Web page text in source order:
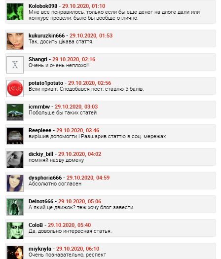
Kolobok098 - 29.10.2020, 01:10
Мне все понравилось, только если бы еще денег на длоге дали или
конкурс провели, было бы вообще отлично.
kukuruzkin666 - 29.10.2020, 01:53
Так, досить цікава стаття.
Shangri - 29.10.2020, 02:16
Очень и очень неплохо!!!
potato1potato - 29.10.2020, 02:56
Всім привіт. Сподобався пост, ставлю 5 балів.
icmrnbw - 29.10.2020, 03:03
Побольше бы таких статей
Reepleee - 29.10.2020, 03:46
вирішив допомогти і Разшарив статтю в соц. мережах
dickiy_bill - 29.10.2020, 04:02
поміняй назву домену
dysphoria666 - 29.10.2020, 04:59
Абсолютно согласен
Delnot666 - 29.10.2020, 05:06
А який це движок? теж хочу блог завести
ColoB - 29.10.2020, 05:40
Да, довольно интересная статья.
miyknyla - 29.10.2020, 06:10
Очень познавательно, респект